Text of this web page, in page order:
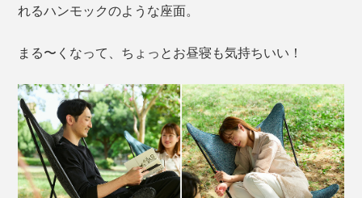
れるハンモックのような座面。
まる〜くなって、ちょっとお昼寝も気持ちいい！